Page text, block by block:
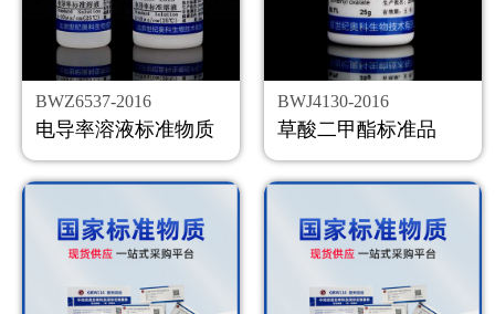
BWZ6537-2016
电导率溶液标准物质
BWJ4130-2016
草酸二甲酯标准品
购物车
会员中心
联系我们
返回主页